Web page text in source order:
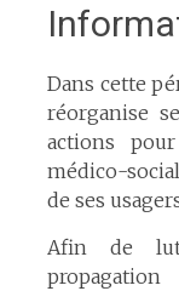
Dans cette
réorganise
actions pour
médico-
de ses
Afin de